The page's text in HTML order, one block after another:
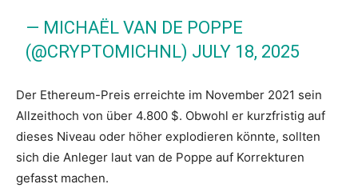
— MICHAËL VAN DE POPPE
(@CRYPTOMICHNL) JULY 18, 2025
Der Ethereum-Preis erreichte im November 2021 sein
Allzeithoch von über 4.800 $. Obwohl er kurzfristig auf
dieses Niveau oder höher explodieren könnte, sollten
sich die Anleger laut van de Poppe auf Korrekturen
gefasst machen.